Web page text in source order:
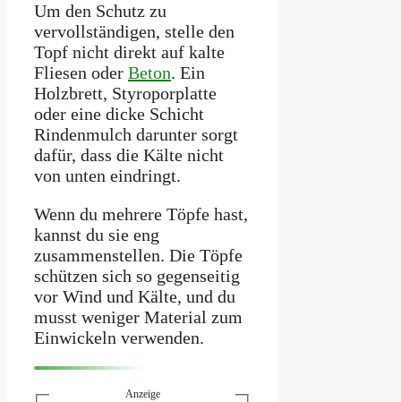
Um den Schutz zu
vervollständigen, stelle den
Topf nicht direkt auf kalte
Fliesen oder Beton. Ein
Holzbrett, Styroporplatte
oder eine dicke Schicht
Rindenmulch darunter sorgt
dafür, dass die Kälte nicht
von unten eindringt.
Wenn du mehrere Töpfe hast,
kannst du sie eng
zusammenstellen. Die Töpfe
schützen sich so gegenseitig
vor Wind und Kälte, und du
musst weniger Material zum
Einwickeln verwenden.
Anzeige